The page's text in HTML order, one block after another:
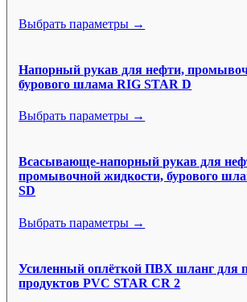
Выбрать параметры →
Напорный рукав для нефти,
бурового шлама RIG STAR D
Выбрать параметры →
Всасывающе-напорный рукав для
промывочной жидкости, бурового
SD
Выбрать параметры →
Усиленный оплёткой ПВХ шланг для
продуктов PVC STAR CR 2